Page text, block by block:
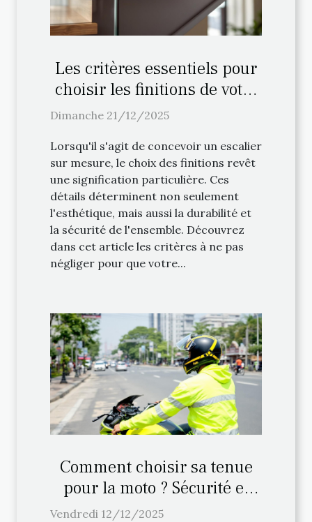
Les critères essentiels pour
choisir les finitions de votre
escalier sur mesure
Dimanche 21/12/2025
Lorsqu'il s'agit de concevoir un escalier
sur mesure, le choix des finitions revêt
une signification particulière. Ces
détails déterminent non seulement
l'esthétique, mais aussi la durabilité et
la sécurité de l'ensemble. Découvrez
dans cet article les critères à ne pas
négliger pour que votre...
Comment choisir sa tenue
pour la moto ? Sécurité et
confort
Vendredi 12/12/2025